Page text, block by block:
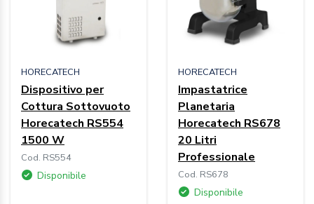
HORECATECH
Dispositivo per
Cottura Sottovuoto
Horecatech RS554
1500 W
Cod. RS554
Disponibile
HORECATECH
Impastatrice
Planetaria
Horecatech RS678
20 Litri
Professionale
Cod. RS678
Disponibile